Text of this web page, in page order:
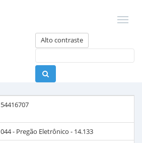
Alto contraste
54416707
044 - Pregão Eletrônico - 14.133